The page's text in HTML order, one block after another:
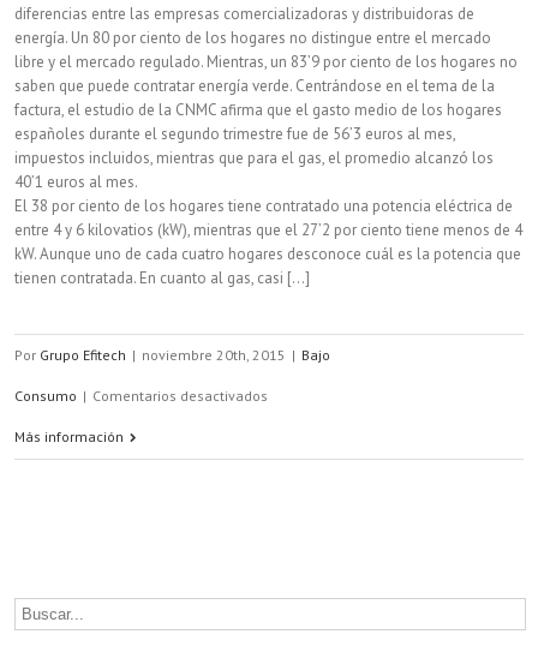
diferencias entre las empresas comercializadoras y distribuidoras de
energía. Un 80 por ciento de los hogares no distingue entre el mercado
libre y el mercado regulado. Mientras, un 83’9 por ciento de los hogares no
saben que puede contratar energía verde. Centrándose en el tema de la
factura, el estudio de la CNMC afirma que el gasto medio de los hogares
españoles durante el segundo trimestre fue de 56’3 euros al mes,
impuestos incluidos, mientras que para el gas, el promedio alcanzó los
40’1 euros al mes.
El 38 por ciento de los hogares tiene contratado una potencia eléctrica de
entre 4 y 6 kilovatios (kW), mientras que el 27’2 por ciento tiene menos de 4
kW. Aunque uno de cada cuatro hogares desconoce cuál es la potencia que
tienen contratada. En cuanto al gas, casi [...]
Por Grupo Efitech | noviembre 20th, 2015 | Bajo
Consumo | Comentarios desactivados
cómo
Más información